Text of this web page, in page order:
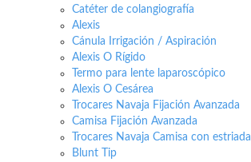
Catéter de colangiografía
Alexis
Cánula Irrigación / Aspiración
Alexis O Rígido
Termo para lente laparoscópico
Alexis O Cesárea
Trocares Navaja Fijación Avanzada
Camisa Fijación Avanzada
Trocares Navaja Camisa con estriada
Blunt Tip